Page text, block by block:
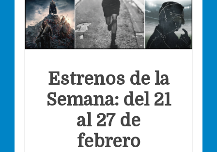
Estrenos de la
Semana: del 21
al 27 de
febrero